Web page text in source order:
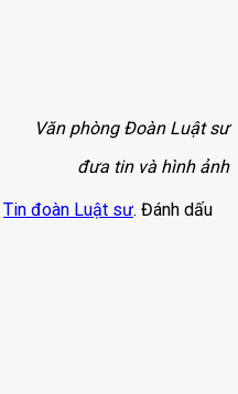
Văn phòng Đoàn Luật sư
đưa tin và hình ảnh
Tin đoàn Luật sư. Đánh dấu